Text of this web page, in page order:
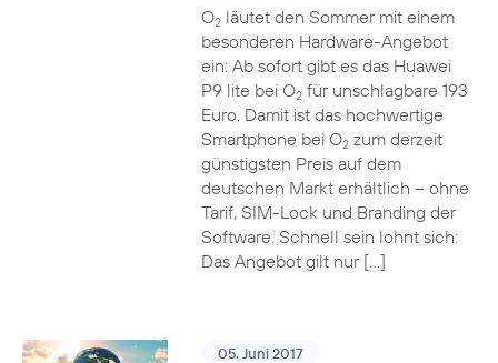
O2läutet den Sommer mit einem
besonderen Hardware-Angebot
ein: Ab sofort gibt es das Huawei
P9 lite bei O2für unschlagbare 193
Euro. Damit ist das hochwertige
Smartphone bei O2zum derzeit
günstigsten Preis auf dem
deutschen Markt erhältlich – ohne
Tarif, SIM-Lock und Branding der
Software. Schnell sein lohnt sich:
Das Angebot gilt nur […]
05. Juni 2017